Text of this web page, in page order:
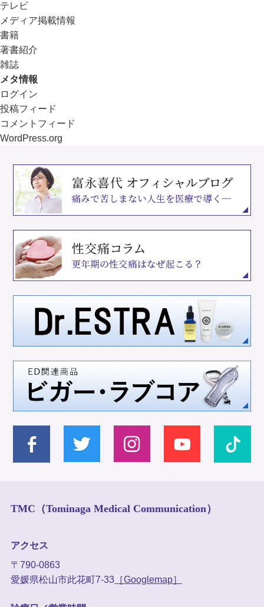
テレビ
メディア掲載情報
書籍
著書紹介
雑誌
メタ情報
ログイン
投稿フィード
コメントフィード
WordPress.org
TMC（Tominaga Medical Communication）
アクセス
〒790-0863
愛媛県松山市此花町7-33［Googlemap］